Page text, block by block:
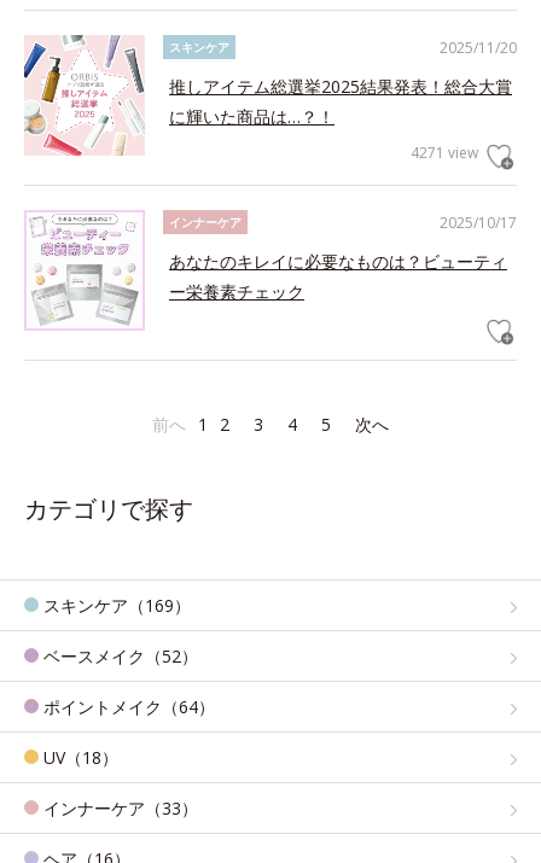
2025/11/20
スキンケア
推しアイテム総選挙2025結果発表！総合大賞
に輝いた商品は…？！
4271 view
2025/10/17
インナーケア
あなたのキレイに必要なものは？ビューティ
ー栄養素チェック
前へ 1 2 3 4 5 次へ
カテゴリで探す
スキンケア（169）
ベースメイク（52）
ポイントメイク（64）
UV（18）
インナーケア（33）